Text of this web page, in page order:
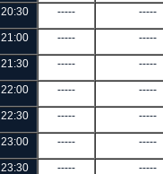
20:30 ----- -----
21:00 ----- -----
21:30 ----- -----
22:00 ----- -----
22:30 ----- -----
23:00 ----- -----
23:30 ----- -----